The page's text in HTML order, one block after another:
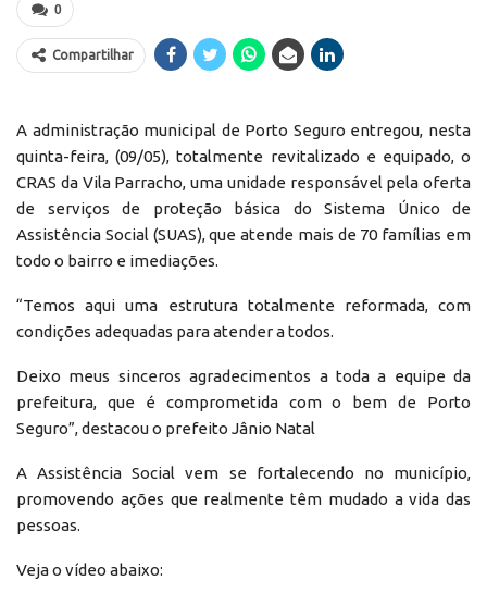
0
Compartilhar
A administração municipal de Porto Seguro entregou, nesta
quinta-feira, (09/05), totalmente revitalizado e equipado, o
CRAS da Vila Parracho, uma unidade responsável pela oferta
de serviços de proteção básica do Sistema Único de
Assistência Social (SUAS), que atende mais de 70 famílias em
todo o bairro e imediações.
“Temos aqui uma estrutura totalmente reformada, com
condições adequadas para atender a todos.
Deixo meus sinceros agradecimentos a toda a equipe da
prefeitura, que é comprometida com o bem de Porto
Seguro”, destacou o prefeito Jânio Natal
A Assistência Social vem se fortalecendo no município,
promovendo ações que realmente têm mudado a vida das
pessoas.
Veja o vídeo abaixo: